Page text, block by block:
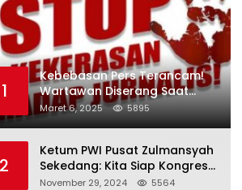
1
Kebebasan Pers Terancam!
Wartawan Diserang Saat
Investigasi Jaringan Obat
Terlarang
Maret 6, 2025 5895
2
Ketum PWI Pusat Zulmansyah
Sekedang: Kita Siap Kongres
PWI Sebelum 15 Desember
November 29, 2024 5564